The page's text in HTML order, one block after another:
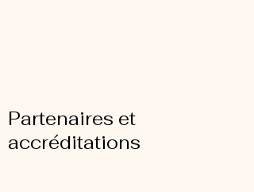
Partenaires et
accréditations